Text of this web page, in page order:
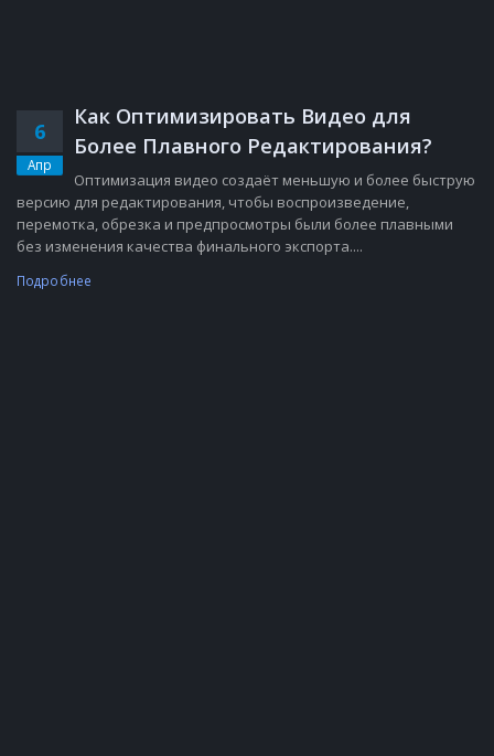
6
Апр
Как Оптимизировать Видео для
Более Плавного Редактирования?
Оптимизация видео создаёт меньшую и более быструю
версию для редактирования, чтобы воспроизведение,
перемотка, обрезка и предпросмотры были более плавными
без изменения качества финального экспорта....
Подробнее